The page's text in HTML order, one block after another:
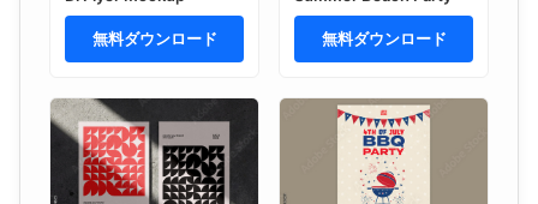
無料ダウンロード 無料ダウンロード